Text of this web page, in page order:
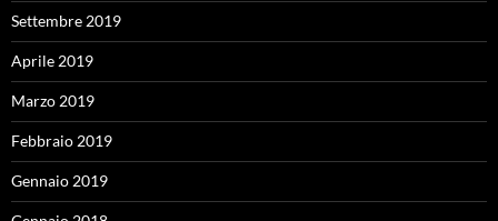
Settembre 2019
Aprile 2019
Marzo 2019
Febbraio 2019
Gennaio 2019